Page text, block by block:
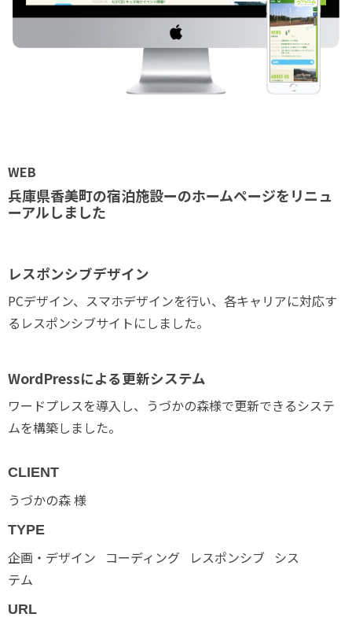
WEB
兵庫県香美町の宿泊施設ーのホームページをリニュ
ーアルしました
レスポンシブデザイン
PCデザイン、スマホデザインを行い、各キャリアに対応す
るレスポンシブサイトにしました。
WordPressによる更新システム
ワードプレスを導入し、うづかの森様で更新できるシステ
ムを構築しました。
CLIENT
うづかの森 様
TYPE
企画・デザイン コーディング レスポンシブ シス
テム
URL